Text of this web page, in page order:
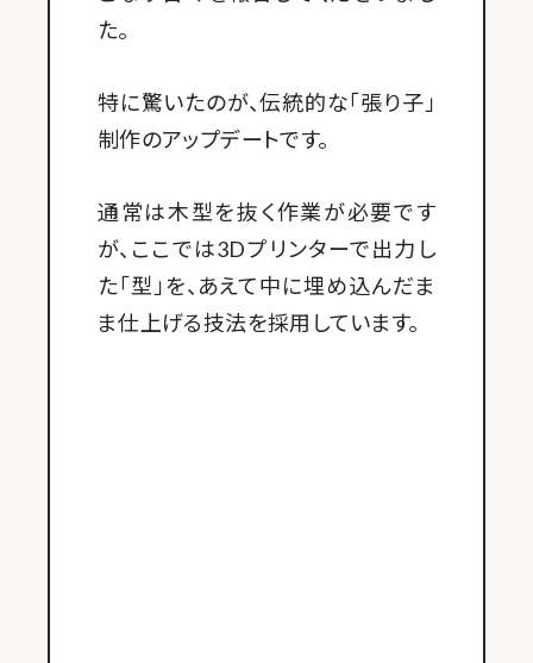
た。
特に驚いたのが、伝統的な「張り子」
制作のアップデートです。
通常は木型を抜く作業が必要です
が、ここでは3Dプリンターで出力し
た「型」を、あえて中に埋め込んだま
ま仕上げる技法を採用しています。